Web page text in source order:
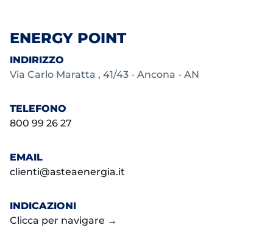
ENERGY POINT
INDIRIZZO
Via Carlo Maratta , 41/43 - Ancona - AN
TELEFONO
800 99 26 27
EMAIL
clienti@asteaenergia.it
INDICAZIONI
Clicca per navigare →